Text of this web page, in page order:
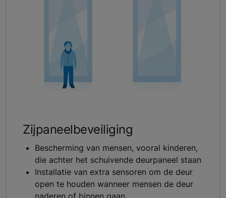
Zijpaneelbeveiliging
Bescherming van mensen, vooral kinderen,
die achter het schuivende deurpaneel staan
Installatie van extra sensoren om de deur
open te houden wanneer mensen de deur
naderen of binnen gaan